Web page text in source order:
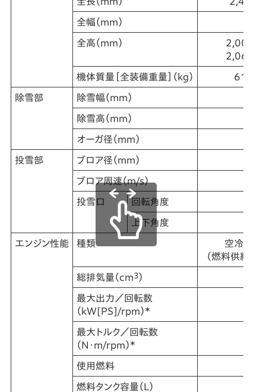
全幅（mm）
全高（mm）
2,000（
2,060（
機体質量［全装備重量］（kg） 615
除雪部 除雪幅（mm）
除雪高（mm）
オーガ径（mm）
投雪部 ブロア径（mm）
ブロア周速（m/s）
投雪口 回転角度
上下角度
エンジン性能 種類
空冷4ス
（燃料供給装
総排気量（cm3）
最大出力／回転数
（kW[PS]/rpm） ＊
最大トルク／回転数
（N・m/rpm） ＊
使用燃料
燃料タンク容量（L）